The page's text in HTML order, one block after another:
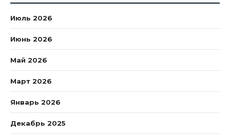
Июль 2026
Июнь 2026
Май 2026
Март 2026
Январь 2026
Декабрь 2025